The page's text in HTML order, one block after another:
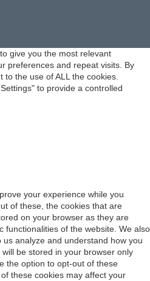
give you the most relevant
preferences and repeat visits. By
to the use of ALL the cookies.
to provide a controlled
your experience while you
of these, the cookies that are
on your browser as they are
functionalities of the website. We also
analyze and understand how you
be stored in your browser only
the option to opt-out of these
these cookies may affect your